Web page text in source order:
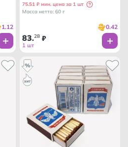
1.12
75.51 ₽ мин. цена за 1 шт
Масса нетто: 60 г
0.42
83.28 ₽
1 шт